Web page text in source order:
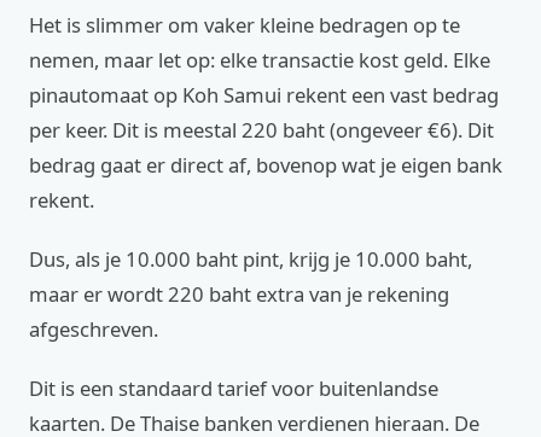
Het is slimmer om vaker kleine bedragen op te
nemen, maar let op: elke transactie kost geld. Elke
pinautomaat op Koh Samui rekent een vast bedrag
per keer. Dit is meestal 220 baht (ongeveer €6). Dit
bedrag gaat er direct af, bovenop wat je eigen bank
rekent.
Dus, als je 10.000 baht pint, krijg je 10.000 baht,
maar er wordt 220 baht extra van je rekening
afgeschreven.
Dit is een standaard tarief voor buitenlandse
kaarten. De Thaise banken verdienen hieraan. De